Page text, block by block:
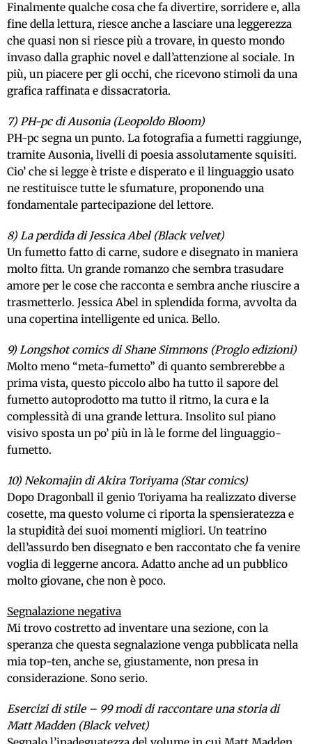
Finalmente qualche cosa che fa divertire, sorridere e, alla
fine della lettura, riesce anche a lasciare una leggerezza
che quasi non si riesce più a trovare, in questo mondo
invaso dalla graphic novel e dall’attenzione al sociale. In
più, un piacere per gli occhi, che ricevono stimoli da una
grafica raffinata e dissacratoria.
7) PH-pc di Ausonia (Leopoldo Bloom)
PH-pc segna un punto. La fotografia a fumetti raggiunge,
tramite Ausonia, livelli di poesia assolutamente squisiti.
Cio’ che si legge è triste e disperato e il linguaggio usato
ne restituisce tutte le sfumature, proponendo una
fondamentale partecipazione del lettore.
8) La perdida di Jessica Abel (Black velvet)
Un fumetto fatto di carne, sudore e disegnato in maniera
molto fitta. Un grande romanzo che sembra trasudare
amore per le cose che racconta e sembra anche riuscire a
trasmetterlo. Jessica Abel in splendida forma, avvolta da
una copertina intelligente ed unica. Bello.
9) Longshot comics di Shane Simmons (Proglo edizioni)
Molto meno “meta-fumetto” di quanto sembrerebbe a
prima vista, questo piccolo albo ha tutto il sapore del
fumetto autoprodotto ma tutto il ritmo, la cura e la
complessità di una grande lettura. Insolito sul piano
visivo sposta un po’ più in là le forme del linguaggio-
fumetto.
10) Nekomajin di Akira Toriyama (Star comics)
Dopo Dragonball il genio Toriyama ha realizzato diverse
cosette, ma questo volume ci riporta la spensieratezza e
la stupidità dei suoi momenti migliori. Un teatrino
dell’assurdo ben disegnato e ben raccontato che fa venire
voglia di leggerne ancora. Adatto anche ad un pubblico
molto giovane, che non è poco.
Segnalazione negativa
Mi trovo costretto ad inventare una sezione, con la
speranza che questa segnalazione venga pubblicata nella
mia top-ten, anche se, giustamente, non presa in
considerazione. Sono serio.
Esercizi di stile – 99 modi di raccontare una storia di
Matt Madden (Black velvet)